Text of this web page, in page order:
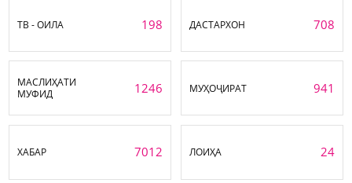
ТВ - ОИЛА 198 ДАСТАРХОН 708
МАСЛИҲАТИ
МУФИД
1246 МУҲОҶИРАТ 941
ХАБАР 7012 ЛОИҲА 24